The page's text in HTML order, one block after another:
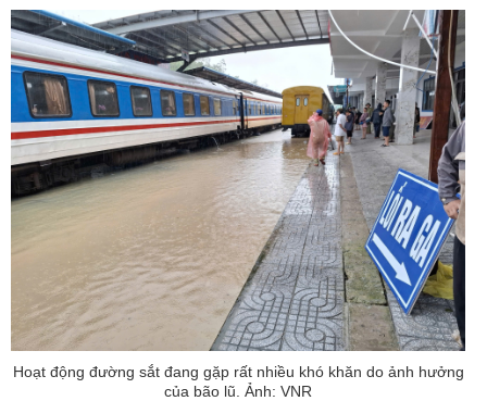
Hoạt động đường sắt đang gặp rất nhiều khó khăn do ảnh hưởng
của bão lũ. Ảnh: VNR